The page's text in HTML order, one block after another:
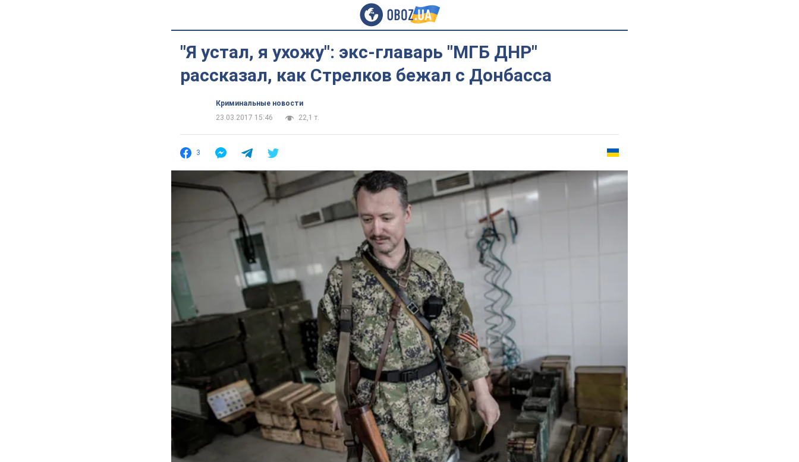
"Я устал, я ухожу": экс-главарь "МГБ ДНР"
рассказал, как Стрелков бежал с Донбасса
Криминальные новости
23.03.2017 15:46
22,1 т.
3